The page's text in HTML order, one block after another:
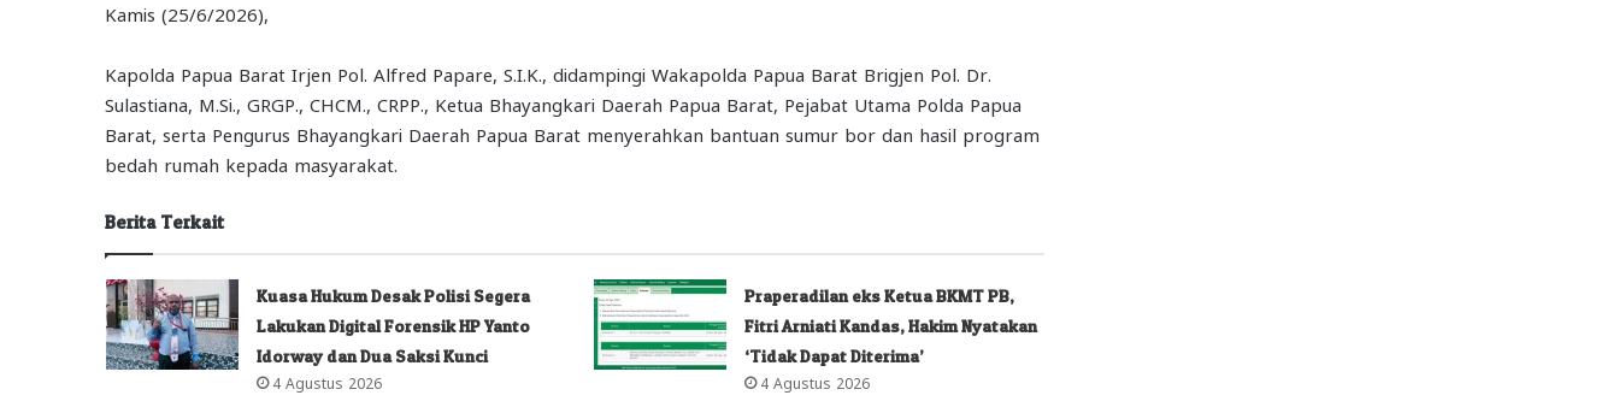
Kamis (25/6/2026),
Kapolda Papua Barat Irjen Pol. Alfred Papare, S.I.K., didampingi Wakapolda Papua Barat Brigjen Pol. Dr.
Sulastiana, M.Si., GRGP., CHCM., CRPP., Ketua Bhayangkari Daerah Papua Barat, Pejabat Utama Polda Papua
Barat, serta Pengurus Bhayangkari Daerah Papua Barat menyerahkan bantuan sumur bor dan hasil program
bedah rumah kepada masyarakat.
Berita Terkait
Kuasa Hukum Desak Polisi Segera
Lakukan Digital Forensik HP Yanto
Idorway dan Dua Saksi Kunci
4 Agustus 2026
Praperadilan eks Ketua BKMT PB,
Fitri Arniati Kandas, Hakim Nyatakan
‘Tidak Dapat Diterima’
4 Agustus 2026